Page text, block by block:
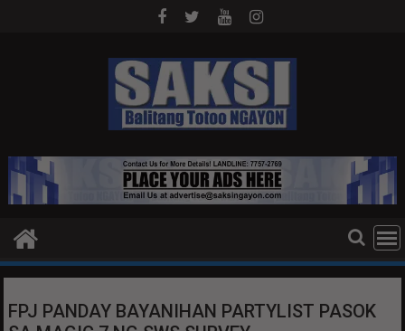
FPJ PANDAY BAYANIHAN PARTYLIST PASOK